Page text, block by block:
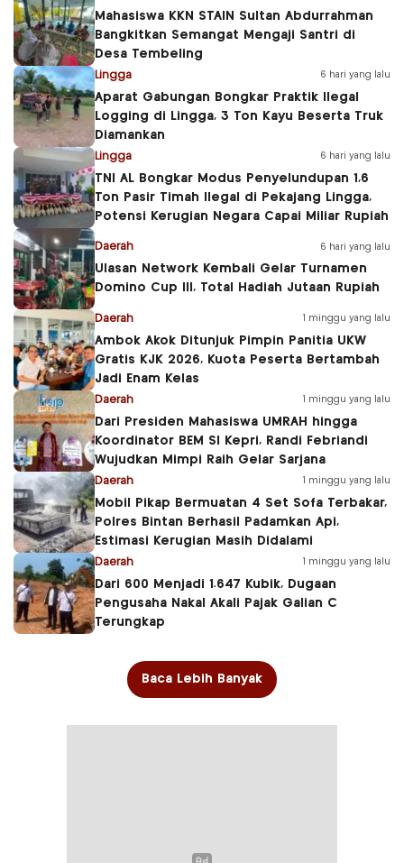
Mahasiswa KKN STAIN Sultan Abdurrahman
Bangkitkan Semangat Mengaji Santri di
Desa Tembeling
Lingga 6 hari yang lalu
Aparat Gabungan Bongkar Praktik Ilegal
Logging di Lingga, 3 Ton Kayu Beserta Truk
Diamankan
Lingga 6 hari yang lalu
TNI AL Bongkar Modus Penyelundupan 1,6
Ton Pasir Timah Ilegal di Pekajang Lingga,
Potensi Kerugian Negara Capai Miliar Rupiah
Daerah 6 hari yang lalu
Ulasan Network Kembali Gelar Turnamen
Domino Cup III, Total Hadiah Jutaan Rupiah
Daerah 1 minggu yang lalu
Ambok Akok Ditunjuk Pimpin Panitia UKW
Gratis KJK 2026, Kuota Peserta Bertambah
Jadi Enam Kelas
Daerah 1 minggu yang lalu
Dari Presiden Mahasiswa UMRAH hingga
Koordinator BEM SI Kepri, Randi Febriandi
Wujudkan Mimpi Raih Gelar Sarjana
Daerah 1 minggu yang lalu
Mobil Pikap Bermuatan 4 Set Sofa Terbakar,
Polres Bintan Berhasil Padamkan Api,
Estimasi Kerugian Masih Didalami
Daerah 1 minggu yang lalu
Dari 600 Menjadi 1.647 Kubik, Dugaan
Pengusaha Nakal Akali Pajak Galian C
Terungkap
Baca Lebih Banyak